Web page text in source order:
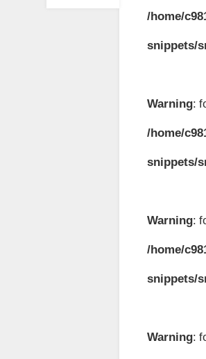
/home/
snippets/
Warning:
/home/
snippets/
Warning:
/home/
snippets/
Warning: